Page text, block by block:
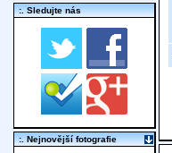
:. Sledujte nás
:. Nejnovější fotografie